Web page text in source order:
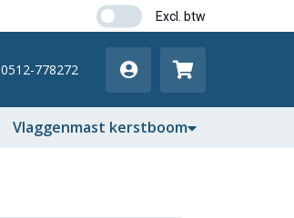
0512-778272
Vlaggenmast kerstboom